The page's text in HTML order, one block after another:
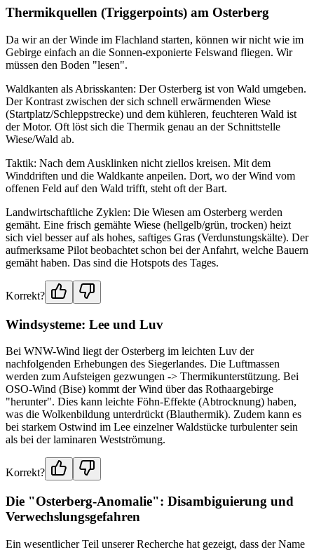
Thermikquellen (Triggerpoints) am Osterberg
Da wir an der Winde im Flachland starten, können wir nicht wie im
Gebirge einfach an die Sonnen-exponierte Felswand fliegen. Wir
müssen den Boden "lesen".
Waldkanten als Abrisskanten: Der Osterberg ist von Wald umgeben.
Der Kontrast zwischen der sich schnell erwärmenden Wiese
(Startplatz/Schleppstrecke) und dem kühleren, feuchteren Wald ist
der Motor. Oft löst sich die Thermik genau an der Schnittstelle
Wiese/Wald ab.
Taktik: Nach dem Ausklinken nicht ziellos kreisen. Mit dem
Winddriften und die Waldkante anpeilen. Dort, wo der Wind vom
offenen Feld auf den Wald trifft, steht oft der Bart.
Landwirtschaftliche Zyklen: Die Wiesen am Osterberg werden
gemäht. Eine frisch gemähte Wiese (hellgelb/grün, trocken) heizt
sich viel besser auf als hohes, saftiges Gras (Verdunstungskälte). Der
aufmerksame Pilot beobachtet schon bei der Anfahrt, welche Bauern
gemäht haben. Das sind die Hotspots des Tages.
Korrekt?
Windsysteme: Lee und Luv
Bei WNW-Wind liegt der Osterberg im leichten Luv der
nachfolgenden Erhebungen des Siegerlandes. Die Luftmassen
werden zum Aufsteigen gezwungen -> Thermikunterstützung. Bei
OSO-Wind (Bise) kommt der Wind über das Rothaargebirge
"herunter". Dies kann leichte Föhn-Effekte (Abtrocknung) haben,
was die Wolkenbildung unterdrückt (Blauthermik). Zudem kann es
bei starkem Ostwind im Lee einzelner Waldstücke turbulenter sein
als bei der laminaren Westströmung.
Korrekt?
Die "Osterberg-Anomalie": Disambiguierung und
Verwechslungsgefahren
Ein wesentlicher Teil unserer Recherche hat gezeigt, dass der Name